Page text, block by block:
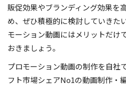
販促効果やブランディング効果を
め、ぜひ積極的に検討していきた
モーション動画にはメリットだけ
おきましょう。
プロモーション動画の制作を自社
フト市場シェアNo1の動画制作・